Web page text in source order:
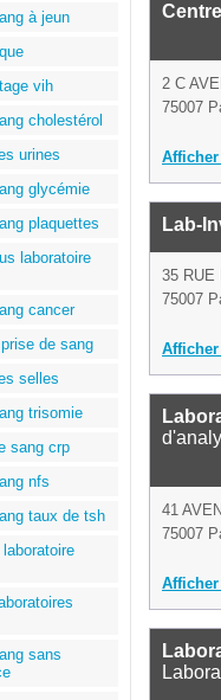
à jeun
vih
cholestérol
urines
glycémie
plaquettes
laboratoire
cancer
de sang
selles
trisomie
sang crp
nfs
taux de tsh
sans
2 C
75007
Lab-
35 RUE
75007
41
75007